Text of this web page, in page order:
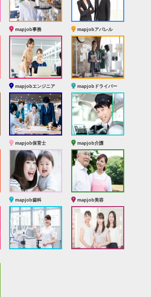
mapjob事務 mapjobアパレル
mapjobエンジニア mapjobドライバー
mapjob保育士 mapjob介護
mapjob歯科 mapjob美容